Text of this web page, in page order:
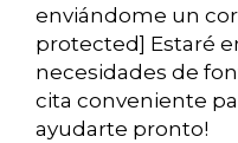
enviándome un
protected] Estaré
necesidades de
cita conveniente
ayudarte pronto!